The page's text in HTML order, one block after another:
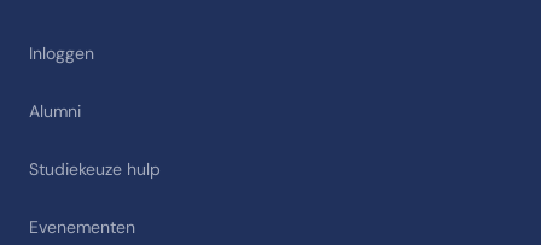
Inloggen
Alumni
Studiekeuze hulp
Evenementen